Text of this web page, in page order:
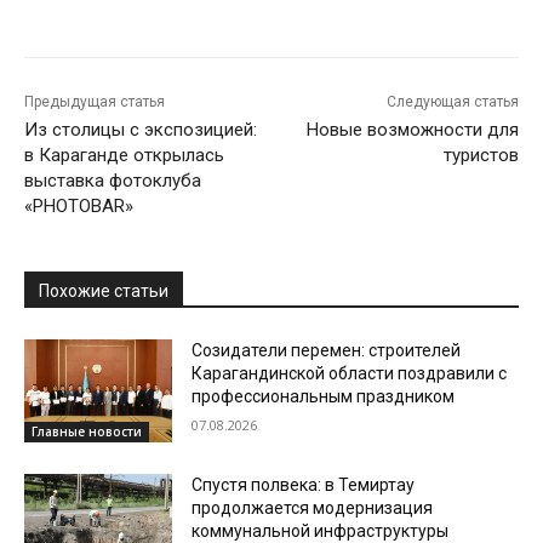
Предыдущая статья
Из столицы с экспозицией:
в Караганде открылась
выставка фотоклуба
«PHOTOBAR»
Следующая статья
Новые возможности для
туристов
Похожие статьи
Главные новости
Созидатели перемен: строителей
Карагандинской области поздравили с
профессиональным праздником
07.08.2026
Спустя полвека: в Темиртау
продолжается модернизация
коммунальной инфраструктуры